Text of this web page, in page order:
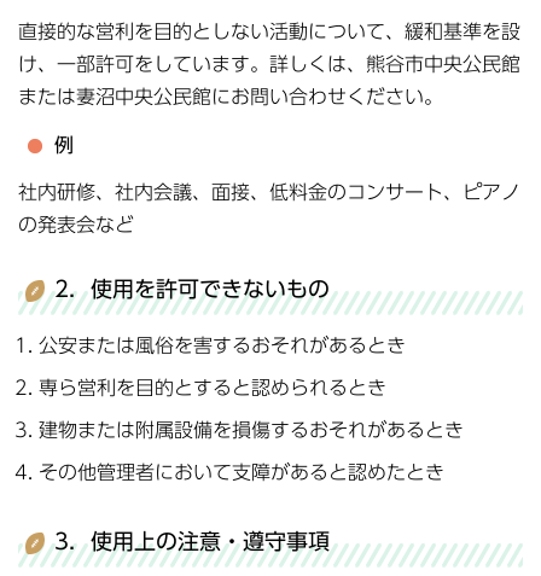
直接的な営利を目的としない活動について、緩和基準を設
け、一部許可をしています。詳しくは、熊谷市中央公民館
または妻沼中央公民館にお問い合わせください。
例
社内研修、社内会議、面接、低料金のコンサート、ピアノ
の発表会など
2．使用を許可できないもの
公安または風俗を害するおそれがあるとき
専ら営利を目的とすると認められるとき
建物または附属設備を損傷するおそれがあるとき
その他管理者において支障があると認めたとき
3．使用上の注意・遵守事項